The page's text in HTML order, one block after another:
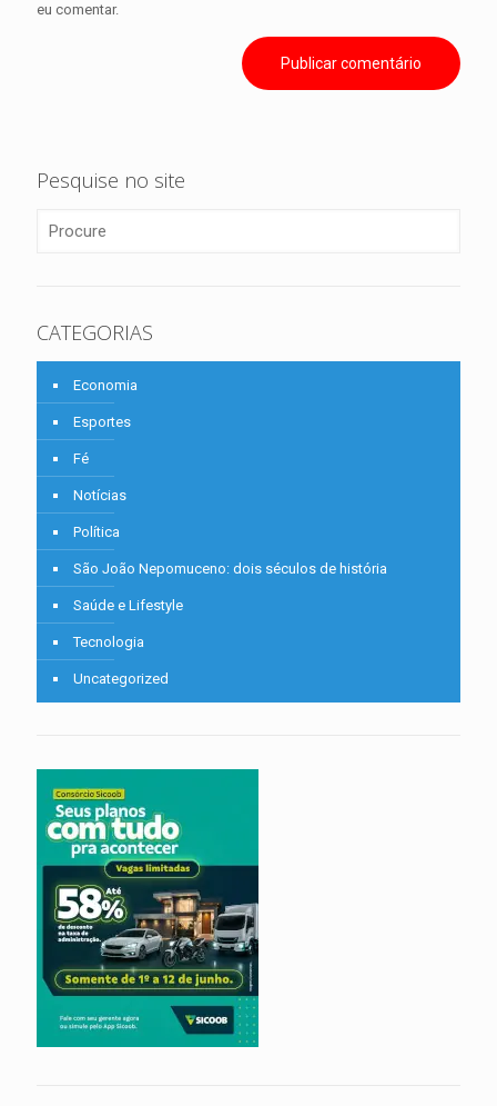
eu comentar.
Pesquise no site
CATEGORIAS
Economia
Esportes
Fé
Notícias
Política
São João Nepomuceno: dois séculos de história
Saúde e Lifestyle
Tecnologia
Uncategorized